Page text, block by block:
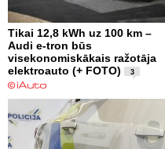
Tikai 12,8 kWh uz 100 km –
Audi e-tron būs
visekonomiskākais ražotāja
elektroauto (+ FOTO)
3